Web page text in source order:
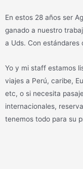
En estos 28 años ser
ganado a nuestro
a Uds. Con estándares
Yo y mi staff estamos
viajes a Perú, caribe,
etc, o si necesita
internacionales,
tenemos todo para su